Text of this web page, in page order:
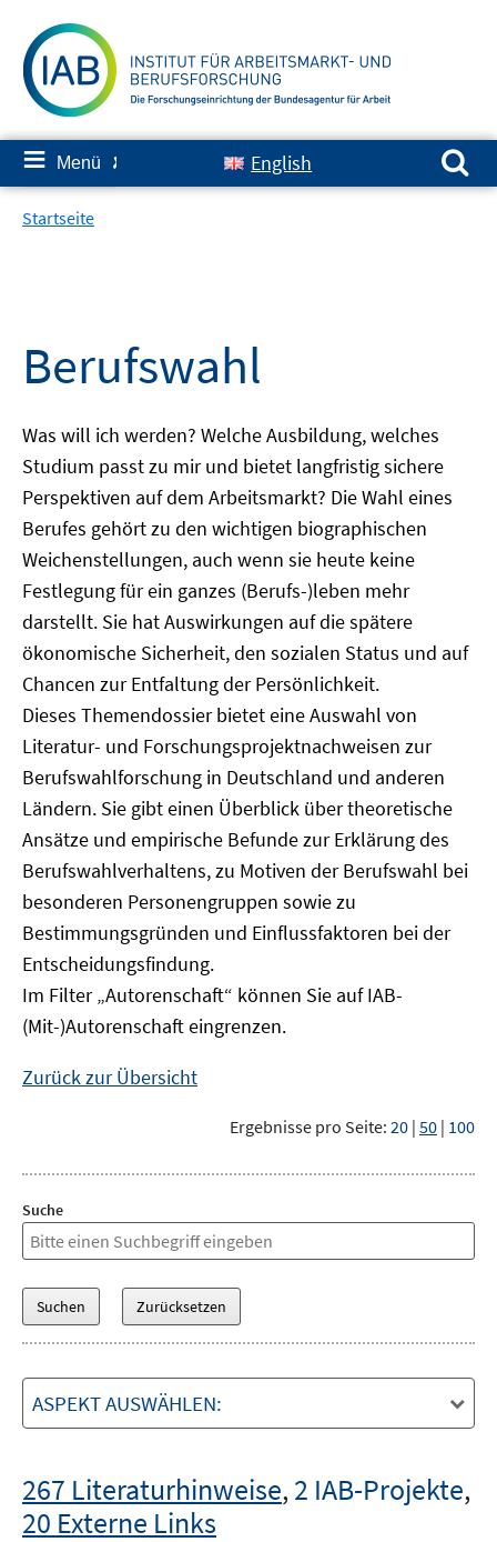
zum
Inhalt
≡ Menü ✘ English
Suchen nach:
Startseite
Berufswahl
Was will ich werden? Welche Ausbildung, welches
Studium passt zu mir und bietet langfristig sichere
Perspektiven auf dem Arbeitsmarkt? Die Wahl eines
Berufes gehört zu den wichtigen biographischen
Weichenstellungen, auch wenn sie heute keine
Festlegung für ein ganzes (Berufs-)leben mehr
darstellt. Sie hat Auswirkungen auf die spätere
ökonomische Sicherheit, den sozialen Status und auf
Chancen zur Entfaltung der Persönlichkeit.
Dieses Themendossier bietet eine Auswahl von
Literatur- und Forschungsprojektnachweisen zur
Berufswahlforschung in Deutschland und anderen
Ländern. Sie gibt einen Überblick über theoretische
Ansätze und empirische Befunde zur Erklärung des
Berufswahlverhaltens, zu Motiven der Berufswahl bei
besonderen Personengruppen sowie zu
Bestimmungsgründen und Einflussfaktoren bei der
Entscheidungsfindung.
Im Filter „Autorenschaft“ können Sie auf IAB-
(Mit-)Autorenschaft eingrenzen.
Zurück zur Übersicht
Ergebnisse pro Seite: 20 | 50 | 100
Suche
ASPEKT AUSWÄHLEN:
267 Literaturhinweise,2 IAB-Projekte,
20 Externe Links